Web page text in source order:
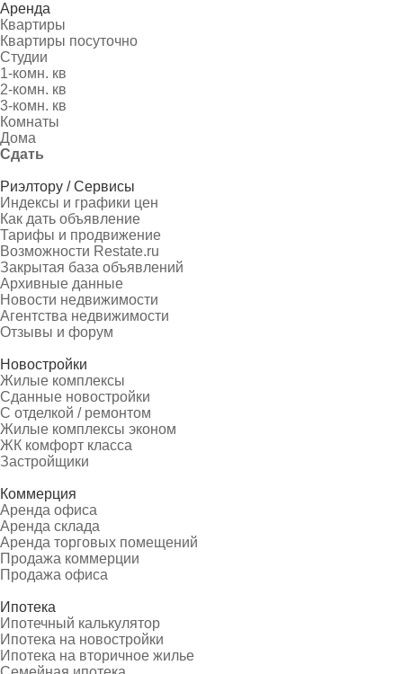
Аренда
Квартиры
Квартиры посуточно
Студии
1-комн. кв
2-комн. кв
3-комн. кв
Комнаты
Дома
Сдать
Риэлтору / Сервисы
Индексы и графики цен
Как дать объявление
Тарифы и продвижение
Возможности Restate.ru
Закрытая база объявлений
Архивные данные
Новости недвижимости
Агентства недвижимости
Отзывы и форум
Новостройки
Жилые комплексы
Сданные новостройки
С отделкой / ремонтом
Жилые комплексы эконом
ЖК комфорт класса
Застройщики
Коммерция
Аренда офиса
Аренда склада
Аренда торговых помещений
Продажа коммерции
Продажа офиса
Ипотека
Ипотечный калькулятор
Ипотека на новостройки
Ипотека на вторичное жилье